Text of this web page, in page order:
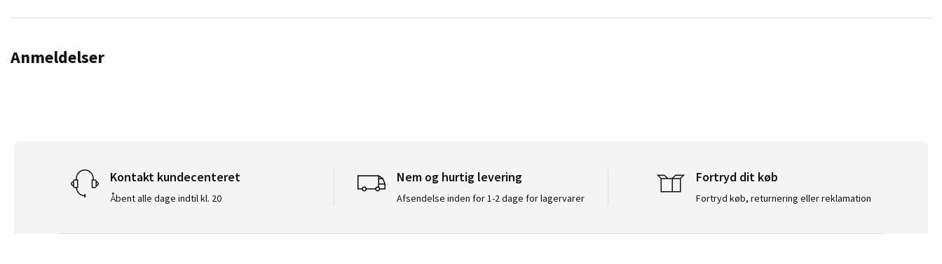
Anmeldelser
Kontakt kundecenteret
Åbent alle dage indtil kl. 20
Nem og hurtig levering
Afsendelse inden for 1-2 dage for lagervarer
Fortryd dit køb
Fortryd køb, returnering eller reklamation